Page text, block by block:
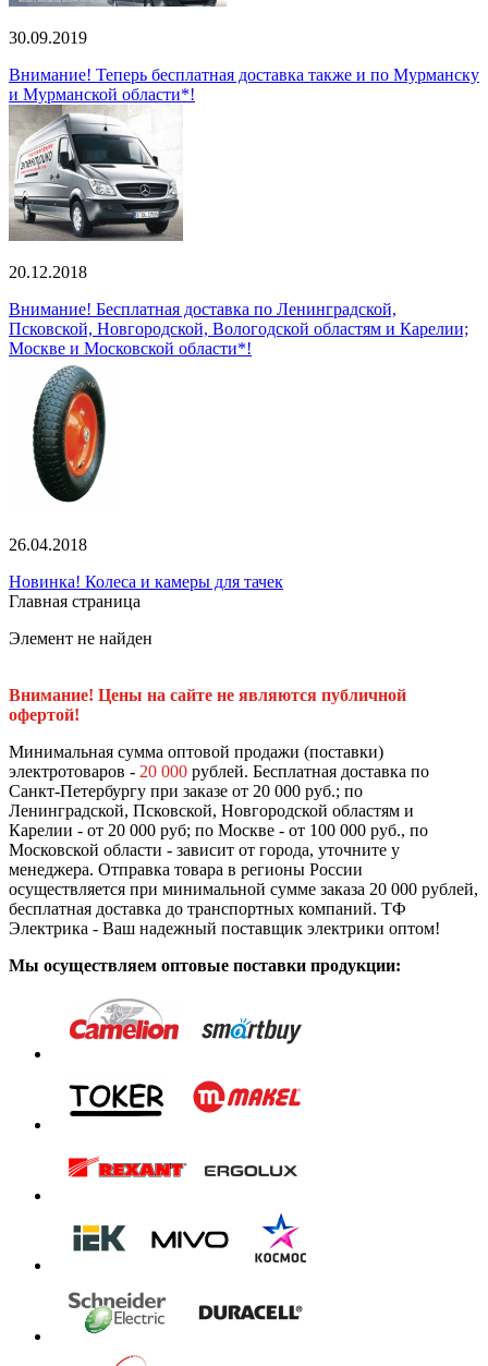
30.09.2019
Внимание! Теперь бесплатная доставка также и по Мурманску
и Мурманской области*!
20.12.2018
Внимание! Бесплатная доставка по Ленинградской,
Псковской, Новгородской, Вологодской областям и Карелии;
Москве и Московской области*!
26.04.2018
Новинка! Колеса и камеры для тачек
Главная страница
Элемент не найден
Внимание! Цены на сайте не являются публичной
офертой!
Минимальная сумма оптовой продажи (поставки)
электротоваров - 20 000 рублей. Бесплатная доставка по
Санкт-Петербургу при заказе от 20 000 руб.; по
Ленинградской, Псковской, Новгородской областям и
Карелии - от 20 000 руб; по Москве - от 100 000 руб., по
Московской области - зависит от города, уточните у
менеджера. Отправка товара в регионы России
осуществляется при минимальной сумме заказа 20 000 рублей,
бесплатная доставка до транспортных компаний. ТФ
Электрика - Ваш надежный поставщик электрики оптом!
Мы осуществляем оптовые поставки продукции: